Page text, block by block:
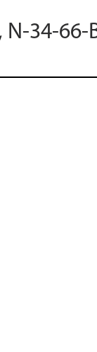
N-34-66-